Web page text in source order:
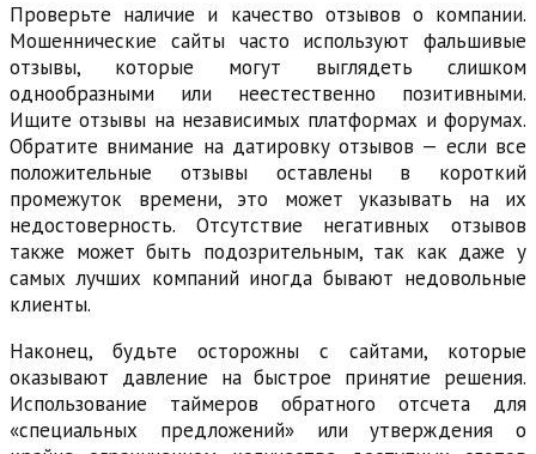
Проверьте наличие и качество отзывов о компании.
Мошеннические сайты часто используют фальшивые
отзывы, которые могут выглядеть слишком
однообразными или неестественно позитивными.
Ищите отзывы на независимых платформах и форумах.
Обратите внимание на датировку отзывов — если все
положительные отзывы оставлены в короткий
промежуток времени, это может указывать на их
недостоверность. Отсутствие негативных отзывов
также может быть подозрительным, так как даже у
самых лучших компаний иногда бывают недовольные
клиенты.
Наконец, будьте осторожны с сайтами, которые
оказывают давление на быстрое принятие решения.
Использование таймеров обратного отсчета для
«специальных предложений» или утверждения о